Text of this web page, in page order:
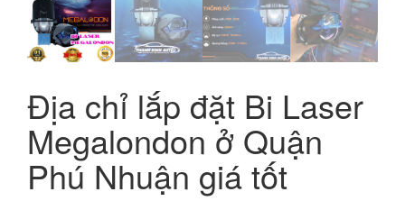
Địa chỉ lắp đặt Bi Laser
Megalondon ở Quận
Phú Nhuận giá tốt